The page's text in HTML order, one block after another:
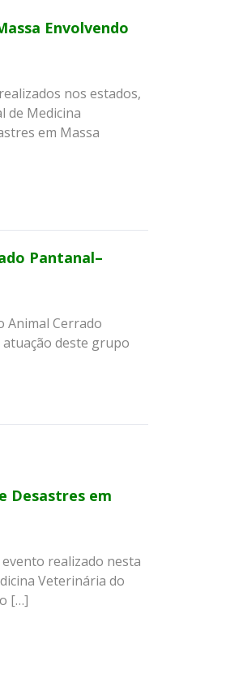
Envolvendo
nos estados,
de Medicina
em Massa
Pantanal–
Animal Cerrado
atuação deste grupo
Desastres em
realizado nesta
Veterinária do
[…]